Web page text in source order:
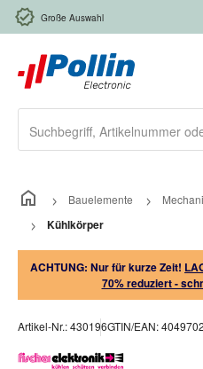
Zum Hauptinhalt springen
Große Auswahl
Bauelemente
Kühlkörper
ACHTUNG: Nur für kurze Zeit!
70% reduziert -
Artikel-Nr.:430196GTIN/EAN: